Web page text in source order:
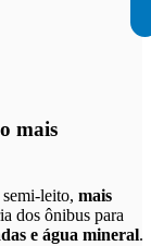
mais
leito, mais
dos ônibus para
e água mineral.